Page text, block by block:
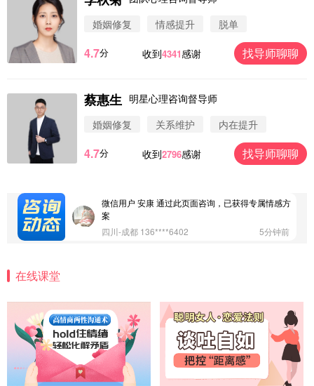
婚姻修复
情感提升 脱单
4.7分 收到4341感谢 找导师聊聊
蔡惠生 明星心理咨询督导师
婚姻修复
关系维护 内在提升
4.7分 收到2796感谢 找导师聊聊
微信用户 圆圈 通过此页面咨询，已获得专属情感方
微信用户 Vnno 通过此页面咨询，已获得专属情感方
案
微信用户 大太阳 通过此页面咨询，已获得专属情感
微信用户 安康 通过此页面咨询，已获得专属情感方
案
四川-成都 136****6402
5分钟前
方案
上海-浦东 177****9074
56分钟前
微信用户 Liberty 通过此页面咨询，已获得专属情感
方案
广东-广州 188****5632
12分钟前
在线课堂